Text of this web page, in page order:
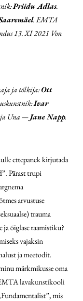
Priidu Adlas.
. EMTA
13. XI 2021 Von
ja tõlkija:Ott
Ivar
Una —Jane Napp.
ettepanek kirjutada
Pärast trupi
arvustuse
trauma
ja õiglase raamistiku?
vajaksin
ja meetodit.
märkmikusse oma
lavakunstikooli
mis